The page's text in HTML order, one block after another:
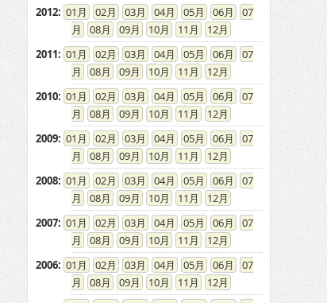
2012: 01 02 03 04 05 06
07
08
09 10 11
12
2011: 01 02 03 04 05 06
07
08
09 10 11
12
2010: 01 02 03 04 05 06
07
08
09 10 11
12
2009: 01 02 03 04 05 06
07
08
09 10 11
12
2008: 01 02 03 04 05 06
07
08
09 10 11
12
2007: 01 02 03 04 05 06
07
08
09 10 11
12
2006: 01 02 03 04 05 06
07
08
09 10 11
12